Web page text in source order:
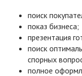
поиск
показ бизнеса;
презентация
поиск
спорных
полное